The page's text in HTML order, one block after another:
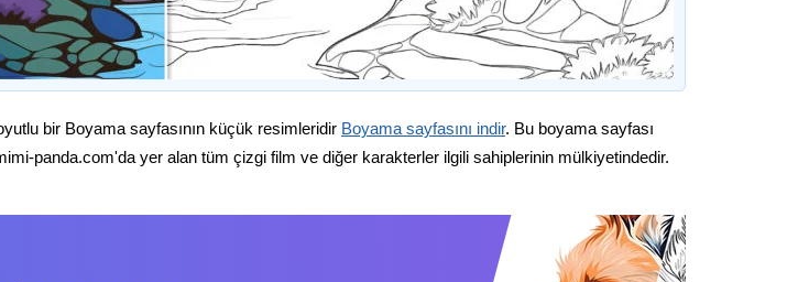
bir Boyama sayfasının küçük resimleridir Boyama sayfasını indir. Bu boyama sayfası
panda.com'da yer alan tüm çizgi film ve diğer karakterler ilgili sahiplerinin mülkiyetindedir.